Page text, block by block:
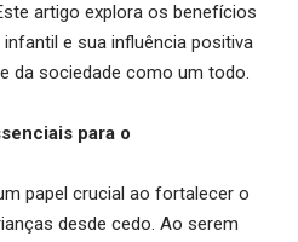
artigo explora os benefícios
e sua influência positiva
da sociedade como um todo.
para o
papel crucial ao fortalecer o
desde cedo. Ao serem